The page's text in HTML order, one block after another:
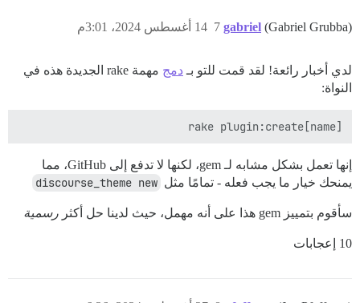
gabriel (Gabriel Grubba) 14 أغسطس 2024، 3:01م 7
لدي أخبار رائعة! لقد قمت للتو بـ دمج
مهمة rake الجديدة هذه في
النواة:
rake plugin:create[name]
إنها تعمل بشكل مشابه لـ gem، لكنها لا تدفع إلى GitHub، مما
يمنحك خيار ما يجب فعله - تمامًا مثل discourse_theme new
سأقوم بتمييز gem هذا على أنه مهمل، حيث لدينا حل أكثر رسمية
10 إعجابات